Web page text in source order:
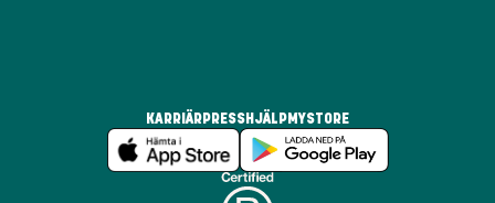
KARRIÄR PRESS HJÄLP MYSTORE